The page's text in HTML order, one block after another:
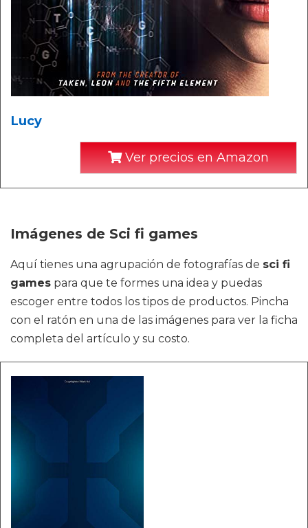
Lucy
Ver precios en Amazon
Imágenes de Sci fi games
Aquí tienes una agrupación de fotografías de sci fi
games para que te formes una idea y puedas
escoger entre todos los tipos de productos. Pincha
con el ratón en una de las imágenes para ver la ficha
completa del artículo y su costo.